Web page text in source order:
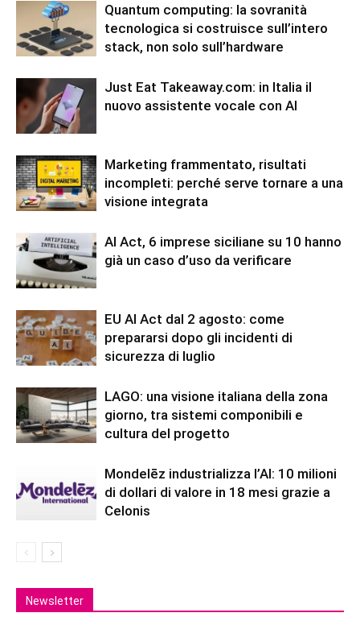
Quantum computing: la sovranità
tecnologica si costruisce sull’intero
stack, non solo sull’hardware
Just Eat Takeaway.com: in Italia il
nuovo assistente vocale con AI
Marketing frammentato, risultati
incompleti: perché serve tornare a una
visione integrata
AI Act, 6 imprese siciliane su 10 hanno
già un caso d’uso da verificare
EU AI Act dal 2 agosto: come
prepararsi dopo gli incidenti di
sicurezza di luglio
LAGO: una visione italiana della zona
giorno, tra sistemi componibili e
cultura del progetto
Mondelēz industrializza l’AI: 10 milioni
di dollari di valore in 18 mesi grazie a
Celonis
Newsletter